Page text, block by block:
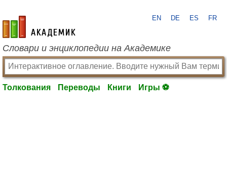
academic.ru
EN DE ES FR
Словари и энциклопедии на Академике
Толкования Переводы Книги Игры ⚽